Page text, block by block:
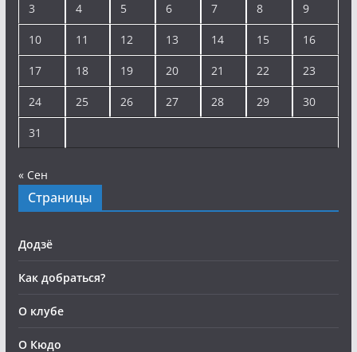
3 4 5 6 7 8 9
10 11 12 13 14 15 16
17 18 19 20 21 22 23
24 25 26 27 28 29 30
31
« Сен
Страницы
Додзё
Как добраться?
О клубе
О Кюдо